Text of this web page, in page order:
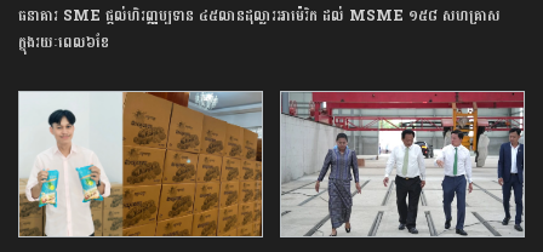
ធនាគារ SME ផ្តល់ហិរញ្ញប្បទាន​ ៤៥លានដុល្លារអាម៉េរិក ដល់ MSME ១៥៨ សហគ្រាស
ក្នុងរយៈពេល៦ខែ